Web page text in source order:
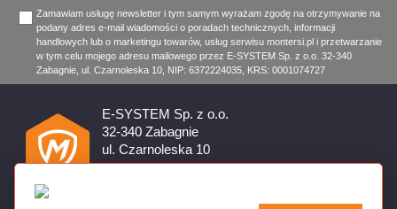
Zamawiam usługę newsletter i tym samym wyrażam zgodę na otrzymywanie na
podany adres e-mail wiadomości o poradach technicznych, informacji
handlowych lub o marketingu towarów, usług serwisu montersi.pl i przetwarzanie
w tym celu mojego adresu mailowego przez E-SYSTEM Sp. z o.o. 32-340
Zabagnie, ul. Czarnoleska 10, NIP: 6372224035, KRS: 0001074727
Firma czynna od poniedziałku do piątku w godzinach 8:00 –
E-SYSTEM Sp. z o.o.
32-340 Zabagnie
ul. Czarnoleska 10